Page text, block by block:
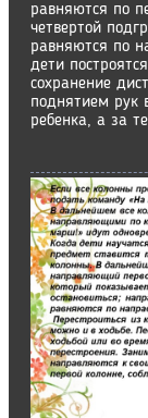
равняются по
четвертой
равняются по
дети
сохранение
поднятием рук
ребенка, а за